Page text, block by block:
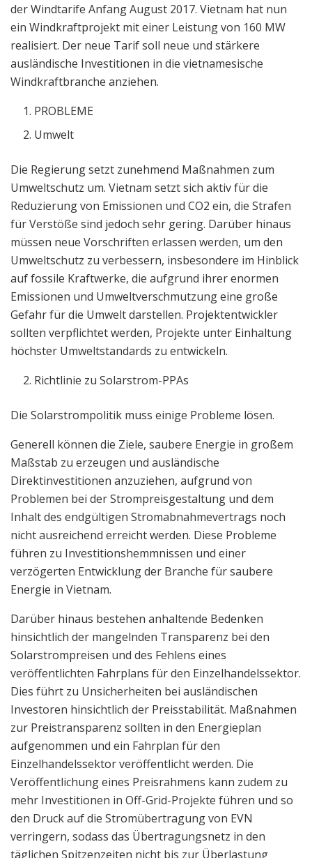
der Windtarife Anfang August 2017. Vietnam hat nun
ein Windkraftprojekt mit einer Leistung von 160 MW
realisiert. Der neue Tarif soll neue und stärkere
ausländische Investitionen in die vietnamesische
Windkraftbranche anziehen.
PROBLEME
Umwelt
Die Regierung setzt zunehmend Maßnahmen zum
Umweltschutz um. Vietnam setzt sich aktiv für die
Reduzierung von Emissionen und CO2 ein, die Strafen
für Verstöße sind jedoch sehr gering. Darüber hinaus
müssen neue Vorschriften erlassen werden, um den
Umweltschutz zu verbessern, insbesondere im Hinblick
auf fossile Kraftwerke, die aufgrund ihrer enormen
Emissionen und Umweltverschmutzung eine große
Gefahr für die Umwelt darstellen. Projektentwickler
sollten verpflichtet werden, Projekte unter Einhaltung
höchster Umweltstandards zu entwickeln.
Richtlinie zu Solarstrom-PPAs
Die Solarstrompolitik muss einige Probleme lösen.
Generell können die Ziele, saubere Energie in großem
Maßstab zu erzeugen und ausländische
Direktinvestitionen anzuziehen, aufgrund von
Problemen bei der Strompreisgestaltung und dem
Inhalt des endgültigen Stromabnahmevertrags noch
nicht ausreichend erreicht werden. Diese Probleme
führen zu Investitionshemmnissen und einer
verzögerten Entwicklung der Branche für saubere
Energie in Vietnam.
Darüber hinaus bestehen anhaltende Bedenken
hinsichtlich der mangelnden Transparenz bei den
Solarstrompreisen und des Fehlens eines
veröffentlichten Fahrplans für den Einzelhandelssektor.
Dies führt zu Unsicherheiten bei ausländischen
Investoren hinsichtlich der Preisstabilität. Maßnahmen
zur Preistransparenz sollten in den Energieplan
aufgenommen und ein Fahrplan für den
Einzelhandelssektor veröffentlicht werden. Die
Veröffentlichung eines Preisrahmens kann zudem zu
mehr Investitionen in Off-Grid-Projekte führen und so
den Druck auf die Stromübertragung von EVN
verringern, sodass das Übertragungsnetz in den
täglichen Spitzenzeiten nicht bis zur Überlastung